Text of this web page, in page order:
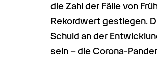
die Zahl der Fälle von
Rekordwert gestiegen.
Schuld an der
sein – die Corona-